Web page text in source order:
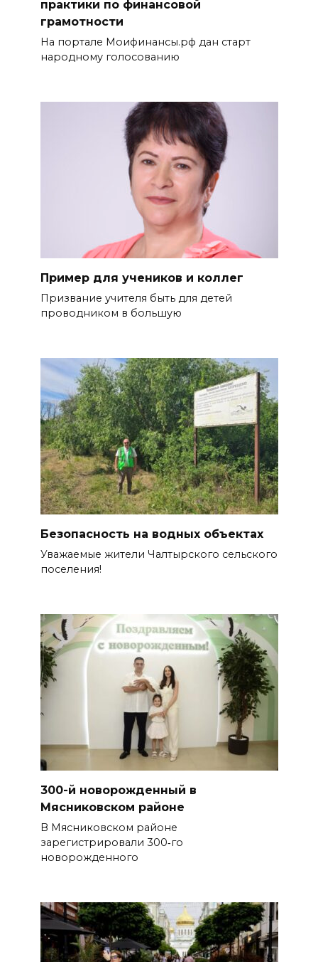
практики по финансовой
грамотности
На портале Моифинансы.рф дан старт
народному голосованию
Пример для учеников и коллег
Призвание учителя быть для де­тей
проводником в большую
Безопасность на водных объектах
Уважаемые жители Чалтырского сельского
поселения!
300-й новорожденный в
Мясниковском районе
В Мясниковском районе
зарегистрировали 300‑го
новорожденного